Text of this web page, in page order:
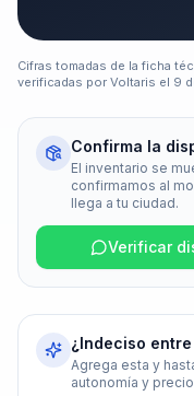
Cifras tomadas de la ficha
verificadas por Voltaris el 9
Confirma la
El inventario se
confirmamos al
llega a tu ciudad.
Verificar
¿Indeciso
Agrega esta y
autonomía y